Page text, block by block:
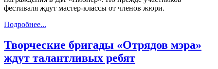
фестиваля ждут мастер-классы от членов жюри.
Подробнее...
Творческие бригады «Отрядов мэра»
ждут талантливых ребят